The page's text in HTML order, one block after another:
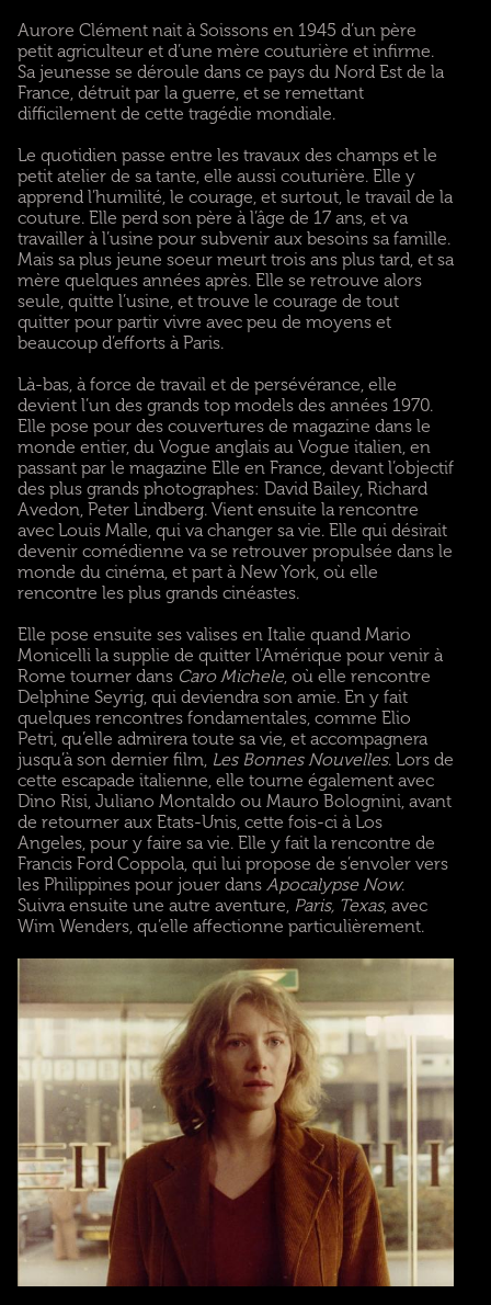
Aurore Clément nait à Soissons en 1945 d’un père
petit agriculteur et d’une mère couturière et infirme.
Sa jeunesse se déroule dans ce pays du Nord Est de la
France, détruit par la guerre, et se remettant
difficilement de cette tragédie mondiale.
Le quotidien passe entre les travaux des champs et le
petit atelier de sa tante, elle aussi couturière. Elle y
apprend l’humilité, le courage, et surtout, le travail de la
couture. Elle perd son père à l’âge de 17 ans, et va
travailler à l’usine pour subvenir aux besoins sa famille.
Mais sa plus jeune soeur meurt trois ans plus tard, et sa
mère quelques années après. Elle se retrouve alors
seule, quitte l’usine, et trouve le courage de tout
quitter pour partir vivre avec peu de moyens et
beaucoup d’efforts à Paris.
Là-bas, à force de travail et de persévérance, elle
devient l’un des grands top models des années 1970.
Elle pose pour des couvertures de magazine dans le
monde entier, du Vogue anglais au Vogue italien, en
passant par le magazine Elle en France, devant l’objectif
des plus grands photographes: David Bailey, Richard
Avedon, Peter Lindberg. Vient ensuite la rencontre
avec Louis Malle, qui va changer sa vie. Elle qui désirait
devenir comédienne va se retrouver propulsée dans le
monde du cinéma, et part à New York, où elle
rencontre les plus grands cinéastes.
Elle pose ensuite ses valises en Italie quand Mario
Monicelli la supplie de quitter l’Amérique pour venir à
Rome tourner dans Caro Michele, où elle rencontre
Delphine Seyrig, qui deviendra son amie. En y fait
quelques rencontres fondamentales, comme Elio
Petri, qu’elle admirera toute sa vie, et accompagnera
jusqu’à son dernier film, Les Bonnes Nouvelles. Lors de
cette escapade italienne, elle tourne également avec
Dino Risi, Juliano Montaldo ou Mauro Bolognini, avant
de retourner aux Etats-Unis, cette fois-ci à Los
Angeles, pour y faire sa vie. Elle y fait la rencontre de
Francis Ford Coppola, qui lui propose de s’envoler vers
les Philippines pour jouer dans Apocalypse Now.
Suivra ensuite une autre aventure, Paris, Texas, avec
Wim Wenders, qu’elle affectionne particulièrement.